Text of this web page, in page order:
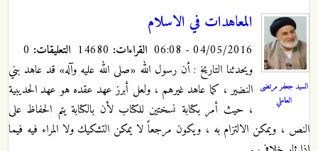
السيد جعفر مرتضى
العاملي
المعاهدات في الاسلام
04/05/2016 - 06:08 القراءات: التعليقات:
ويحدثنا التاريخ : أن رسول الله «صلى الله عليه وآله» قد عاهد بني
النضير ، كما عاهد غيرهم ، ولعل أبرز عهد عقده هو عهد الحديبية
، حيث أمر بكتابة نسختين للكتابلأن بالكتابة يتم الحفاظ على
النص ، ويمكن الالتزام به ، ويكون مرجعاً لا يمكن التشكيك ولا المراء فيه فيما